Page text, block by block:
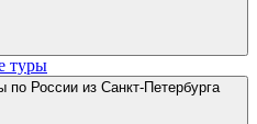
туры
по России из Санкт-Петербурга